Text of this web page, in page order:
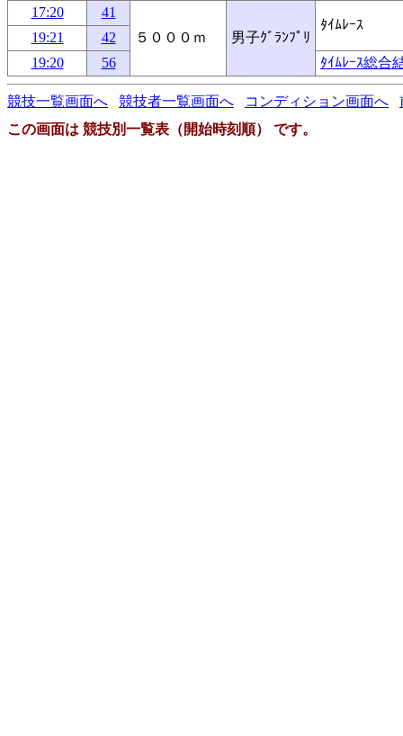
17:20
41
５０００ｍ
男子ｸﾞﾗﾝﾌﾟﾘ
ﾀｲﾑﾚｰｽ
19:21
42
19:20
56 ﾀｲﾑﾚｰｽ総合
競技一覧画面へ 競技者一覧画面へ コンディション画面へ
この画面は 競技別一覧表（開始時刻順） です。